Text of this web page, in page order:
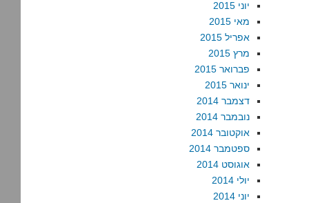
יוני 2015
מאי 2015
אפריל 2015
מרץ 2015
פברואר 2015
ינואר 2015
דצמבר 2014
נובמבר 2014
אוקטובר 2014
ספטמבר 2014
אוגוסט 2014
יולי 2014
יוני 2014